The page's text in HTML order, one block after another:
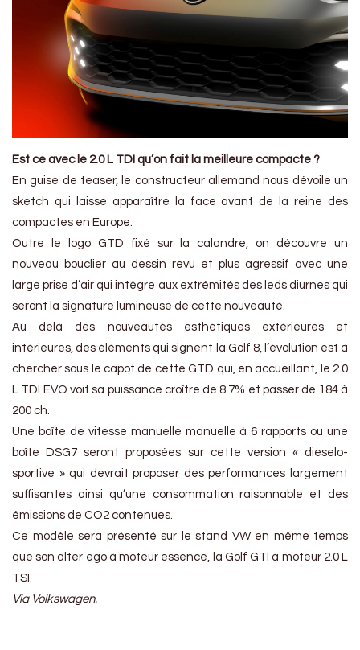
Est ce avec le 2.0 L TDI qu’on fait la meilleure compacte ?
En guise de teaser, le constructeur allemand nous dévoile un
sketch qui laisse apparaître la face avant de la reine des
compactes en Europe.
Outre le logo GTD fixé sur la calandre, on découvre un
nouveau bouclier au dessin revu et plus agressif avec une
large prise d’air qui intègre aux extrémités des leds diurnes qui
seront la signature lumineuse de cette nouveauté.
Au delà des nouveautés esthétiques extérieures et
intérieures, des éléments qui signent la Golf 8, l’évolution est à
chercher sous le capot de cette GTD qui, en accueillant, le 2.0
L TDI EVO voit sa puissance croître de 8.7% et passer de 184 à
200 ch.
Une boîte de vitesse manuelle manuelle à 6 rapports ou une
boîte DSG7 seront proposées sur cette version « dieselo-
sportive » qui devrait proposer des performances largement
suffisantes ainsi qu’une consommation raisonnable et des
émissions de CO2 contenues.
Ce modèle sera présenté sur le stand VW en même temps
que son alter ego à moteur essence, la Golf GTI à moteur 2.0 L
TSI.
Via Volkswagen.